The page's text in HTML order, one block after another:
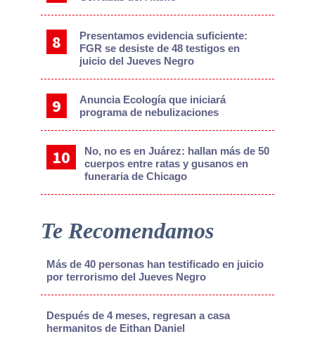
Presentamos evidencia suficiente:
FGR se desiste de 48 testigos en
juicio del Jueves Negro
Anuncia Ecología que iniciará
programa de nebulizaciones
No, no es en Juárez: hallan más de 50
cuerpos entre ratas y gusanos en
funeraria de Chicago
Te Recomendamos
Más de 40 personas han testificado en juicio
por terrorismo del Jueves Negro
Después de 4 meses, regresan a casa
hermanitos de Eithan Daniel